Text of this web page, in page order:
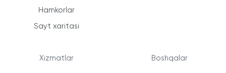
Hamkorlar
Sayt xaritasi
Xizmatlar Boshqalar